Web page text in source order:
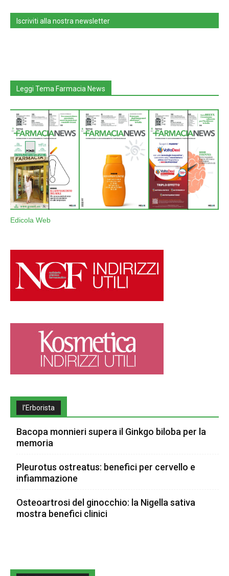
Iscriviti alla nostra newsletter
Leggi Tema Farmacia News
Edicola Web
l’Erborista
Bacopa monnieri supera il Ginkgo biloba per la
memoria
Pleurotus ostreatus: benefici per cervello e
infiammazione
Osteoartrosi del ginocchio: la Nigella sativa
mostra benefici clinici